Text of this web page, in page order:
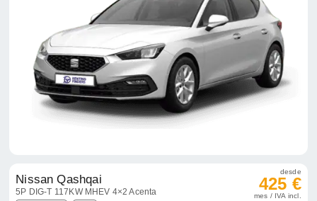
Nissan Qashqai
5P DIG-T 117KW MHEV 4×2 Acenta
desde
425 €
mes / IVA incl.